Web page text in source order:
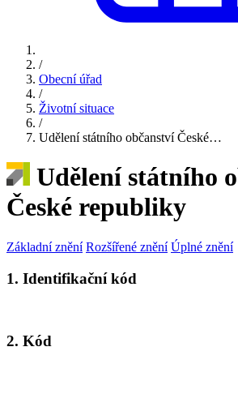
/
Obecní úřad
/
Životní situace
/
Udělení státního občanství České…
Udělení státního
České republiky
Základní znění Rozšířené znění Úplné znění
1. Identifikační kód
2. Kód